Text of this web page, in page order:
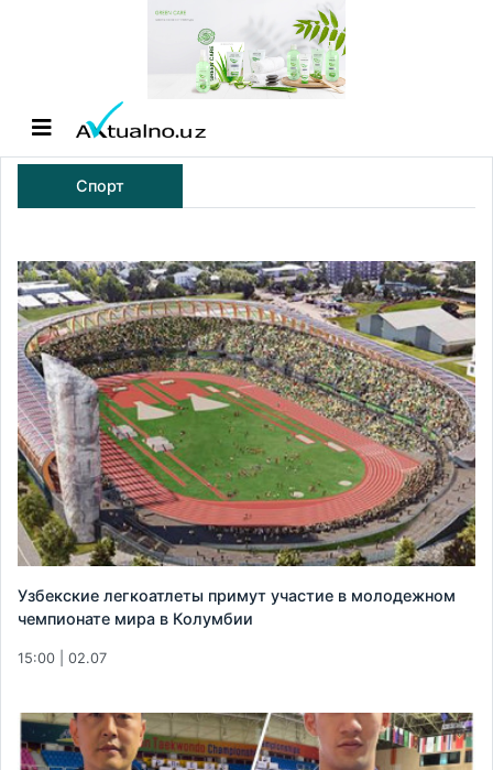
Спорт
Узбекские легкоатлеты примут участие в молодежном
чемпионате мира в Колумбии
15:00 | 02.07